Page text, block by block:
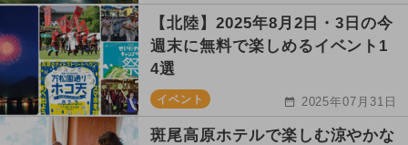
【北陸】2025年8月2日・3日の今
週末に無料で楽しめるイベント1
4選
イベント 2025年07月31日
斑尾高原ホテルで楽しむ涼やかな